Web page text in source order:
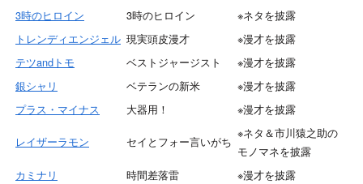
3時のヒロイン
3時のヒロイン
※ネタを披露
トレンディエンジェル 現実頭皮漫才
※漫才を披露
テツandトモ
ベストジャージスト
※漫才を披露
銀シャリ
ベテランの新米
※漫才を披露
プラス・マイナス
大器用！ ※漫才を披露
レイザーラモン セイとフォー言いがち
※ネタ＆市川猿之助の
モノマネを披露
カミナリ
時間差落雷
※漫才を披露